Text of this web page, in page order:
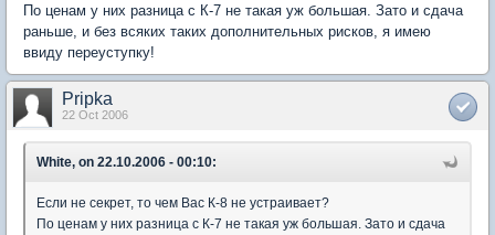
По ценам у них разница с К-7 не такая уж большая. Зато и сдача
раньше, и без всяких таких дополнительных рисков, я имею
ввиду переуступку!
Pripka
22 Oct 2006
White, on 22.10.2006 - 00:10:
Если не секрет, то чем Вас К-8 не устраивает?
По ценам у них разница с К-7 не такая уж большая. Зато и сдача